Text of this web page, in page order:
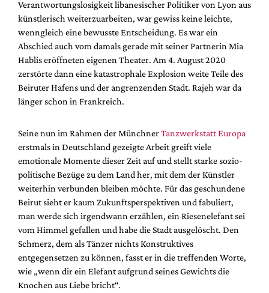
Verantwortungslosigkeit libanesischer Politiker von Lyon aus
künstlerisch weiterzuarbeiten, war gewiss keine leichte,
wenngleich eine bewusste Entscheidung. Es war ein
Abschied auch vom damals gerade mit seiner Partnerin Mia
Hablis eröffneten eigenen Theater. Am 4. August 2020
zerstörte dann eine katastrophale Explosion weite Teile des
Beiruter Hafens und der angrenzenden Stadt. Rajeh war da
länger schon in Frankreich.
Seine nun im Rahmen der MünchnerTanzwerkstatt Europa
erstmals in Deutschland gezeigte Arbeit greift viele
emotionale Momente dieser Zeit auf und stellt starke sozio-
politische Bezüge zu dem Land her, mit dem der Künstler
weiterhin verbunden bleiben möchte. Für das geschundene
Beirut sieht er kaum Zukunftsperspektiven und fabuliert,
man werde sich irgendwann erzählen, ein Riesenelefant sei
vom Himmel gefallen und habe die Stadt ausgelöscht. Den
Schmerz, dem als Tänzer nichts Konstruktives
entgegensetzen zu können, fasst er in die treffenden Worte,
wie „wenn dir ein Elefant aufgrund seines Gewichts die
Knochen aus Liebe bricht“.